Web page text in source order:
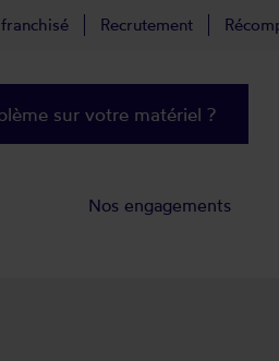
Recrutement
sur votre matériel ?
Nos engagements